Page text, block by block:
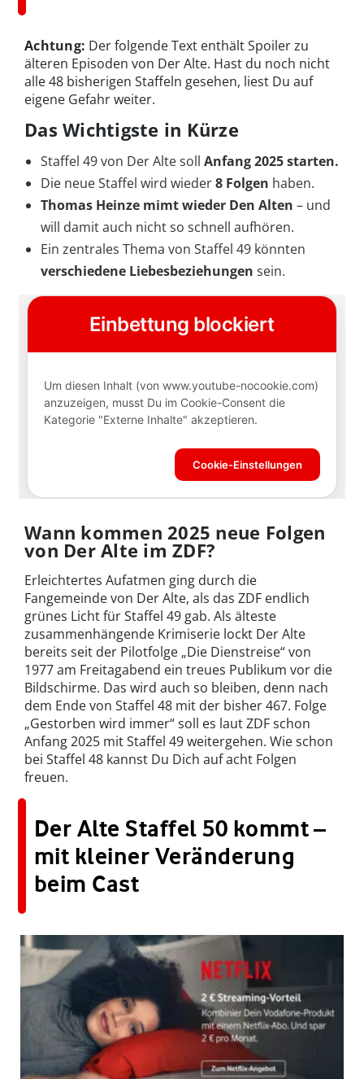
Achtung: Der folgende Text enthält Spoiler zu
älteren Episoden von Der Alte. Hast du noch nicht
alle 48 bisherigen Staffeln gesehen, liest Du auf
eigene Gefahr weiter.
Das Wichtigste in Kürze
Staffel 49 von Der Alte soll Anfang 2025 starten.
Die neue Staffel wird wieder8 Folgen haben.
Thomas Heinze mimt wieder Den Alten – und
will damit auch nicht so schnell aufhören.
Ein zentrales Thema von Staffel 49 könnten
verschiedene Liebesbeziehungen sein.
Wann kommen 2025 neue Folgen
von Der Alte im ZDF?
Erleichtertes Aufatmen ging durch die
Fangemeinde von Der Alte, als das ZDF endlich
grünes Licht für Staffel 49 gab. Als älteste
zusammenhängende Krimiserie lockt Der Alte
bereits seit der Pilotfolge „Die Dienstreise“ von
1977 am Freitagabend ein treues Publikum vor die
Bildschirme. Das wird auch so bleiben, denn nach
dem Ende von Staffel 48 mit der bisher 467. Folge
„Gestorben wird immer“ soll es laut ZDF schon
Anfang 2025 mit Staffel 49 weitergehen. Wie schon
bei Staffel 48 kannst Du Dich auf acht Folgen
freuen.
Der Alte Staffel 50 kommt –
mit kleiner Veränderung
beim Cast